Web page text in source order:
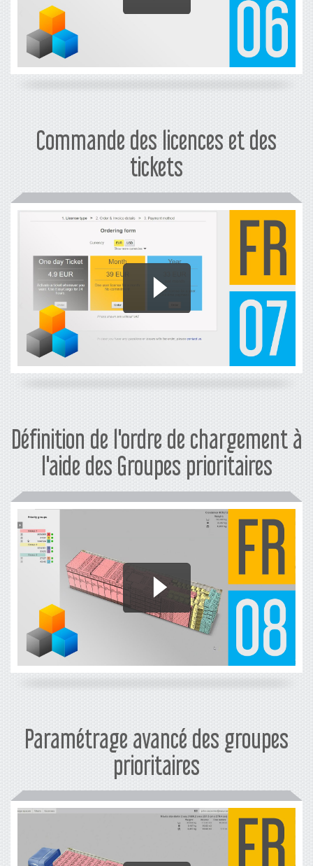
Commande des licences et des
tickets
Définition de l'ordre de chargement à
l'aide des Groupes prioritaires
Paramétrage avancé des groupes
prioritaires